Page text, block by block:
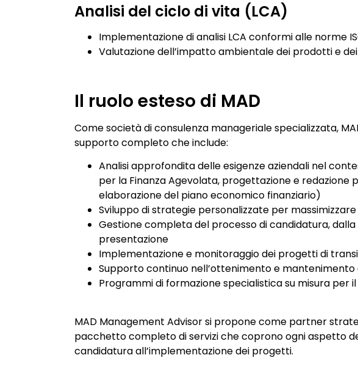
Analisi del ciclo di vita (LCA)
Implementazione di analisi LCA conformi alle norme
Valutazione dell’impatto ambientale dei prodotti e
Il ruolo esteso di MAD
Come società di consulenza manageriale specializzata,
supporto completo che include:
Analisi approfondita delle esigenze aziendali nel
per la Finanza Agevolata, progettazione e
elaborazione del piano economico finanziario)
Sviluppo di strategie personalizzate per
Gestione completa del processo di candidatura,
presentazione
Implementazione e monitoraggio dei progetti di
Supporto continuo nell’ottenimento e
Programmi di formazione specialistica su misura per
MAD Management Advisor si propone come partner
pacchetto completo di servizi che coprono ogni aspetto
candidatura all’implementazione dei progetti.